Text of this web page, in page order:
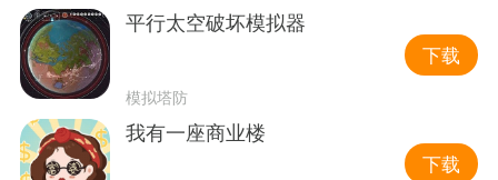
平行太空破坏模拟器
模拟塔防
下载
我有一座商业楼
下载